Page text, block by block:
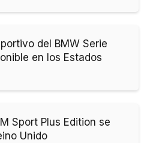
del BMW Serie
en los Estados
Sport Plus Edition se
Unido